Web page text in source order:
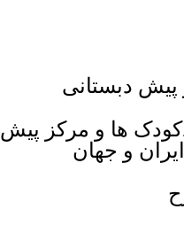
پیش دبستانی
ها و مرکز پیش
و جهان